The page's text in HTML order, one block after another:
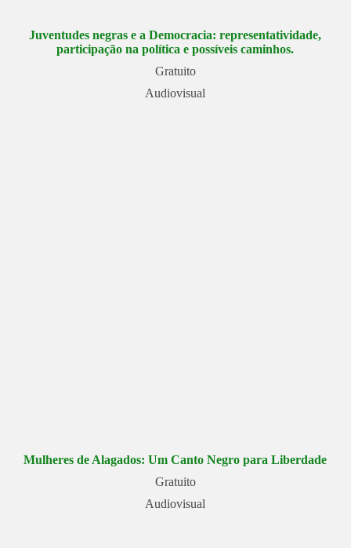
Juventudes negras e a Democracia: representatividade,
participação na política e possíveis caminhos.
Gratuito
Audiovisual
Mulheres de Alagados: Um Canto Negro para Liberdade
Gratuito
Audiovisual